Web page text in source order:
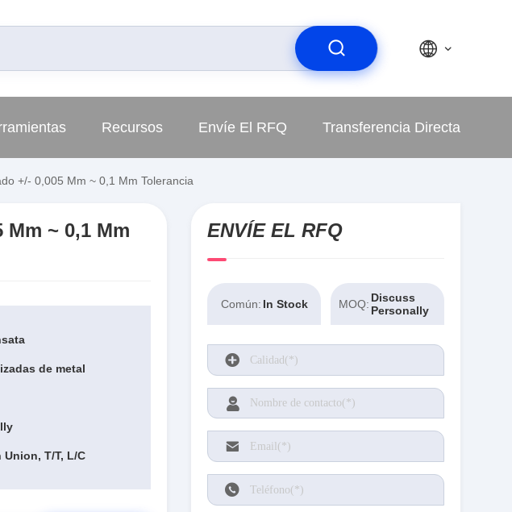
Recursos Envíe El RFQ Transferencia Directa
+/- 0,005 Mm ~ 0,1 Mm Tolerancia
Mm ~ 0,1 Mm
de metal
Union, T/T, L/C
ENVÍE EL RFQ
Común: In Stock MOQ: Discuss
Personally